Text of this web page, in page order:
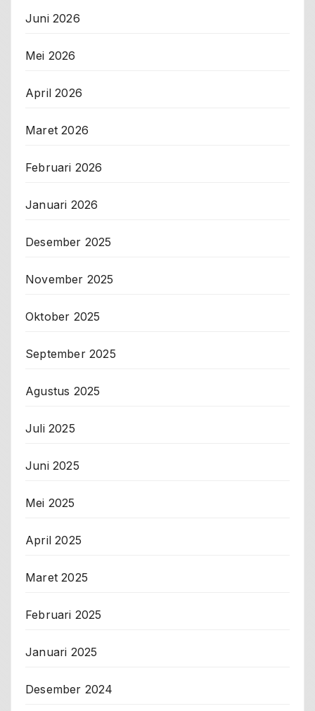
Juni 2026
Mei 2026
April 2026
Maret 2026
Februari 2026
Januari 2026
Desember 2025
November 2025
Oktober 2025
September 2025
Agustus 2025
Juli 2025
Juni 2025
Mei 2025
April 2025
Maret 2025
Februari 2025
Januari 2025
Desember 2024